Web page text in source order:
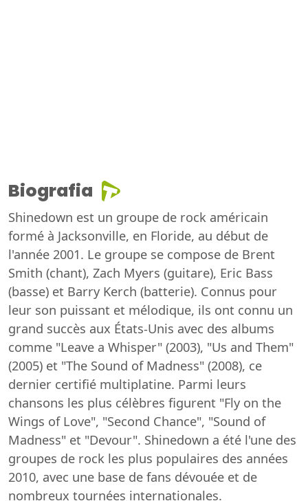
Biografia
Shinedown est un groupe de rock américain
formé à Jacksonville, en Floride, au début de
l'année 2001. Le groupe se compose de Brent
Smith (chant), Zach Myers (guitare), Eric Bass
(basse) et Barry Kerch (batterie). Connus pour
leur son puissant et mélodique, ils ont connu un
grand succès aux États-Unis avec des albums
comme "Leave a Whisper" (2003), "Us and Them"
(2005) et "The Sound of Madness" (2008), ce
dernier certifié multiplatine. Parmi leurs
chansons les plus célèbres figurent "Fly on the
Wings of Love", "Second Chance", "Sound of
Madness" et "Devour". Shinedown a été l'une des
groupes de rock les plus populaires des années
2010, avec une base de fans dévouée et de
nombreux tournées internationales.